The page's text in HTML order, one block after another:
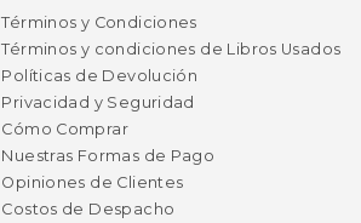
Términos y Condiciones
Términos y condiciones de Libros Usados
Políticas de Devolución
Privacidad y Seguridad
Cómo Comprar
Nuestras Formas de Pago
Opiniones de Clientes
Costos de Despacho